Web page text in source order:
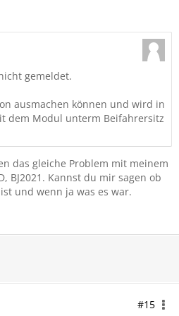
gemeldet.
ausmachen können und wird in
dem Modul unterm Beifahrersitz
das gleiche Problem mit meinem
BJ2021. Kannst du mir sagen ob
und wenn ja was es war.
#15